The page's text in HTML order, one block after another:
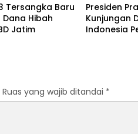
Tersangka Baru
Dana Hibah
Jatim
Presiden
Kunjungan
Indonesia
Ruas yang wajib ditandai *